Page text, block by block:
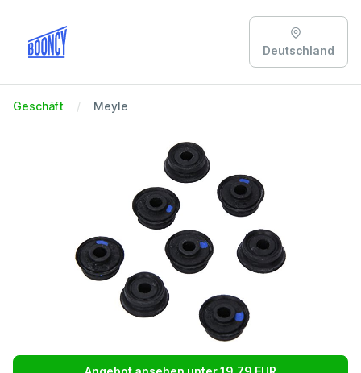
Deutschland
Geschäft Meyle